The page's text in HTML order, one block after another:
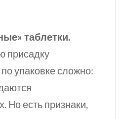
таблетки.
присадку
упаковке сложно:
Но есть признаки,